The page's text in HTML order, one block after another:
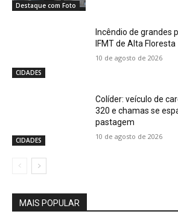
Destaque com Foto
CIDADES
Incêndio de grandes
IFMT de Alta Floresta
10 de agosto de 2026
CIDADES
Colíder: veículo de
320 e chamas se
pastagem
10 de agosto de 2026
MAIS POPULAR